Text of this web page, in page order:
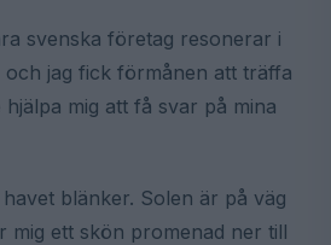
svenska företag resonerar i
och jag fick förmånen att träffa
mig att få svar på mina
blänker. Solen är på väg
mig ett skön promenad ner till